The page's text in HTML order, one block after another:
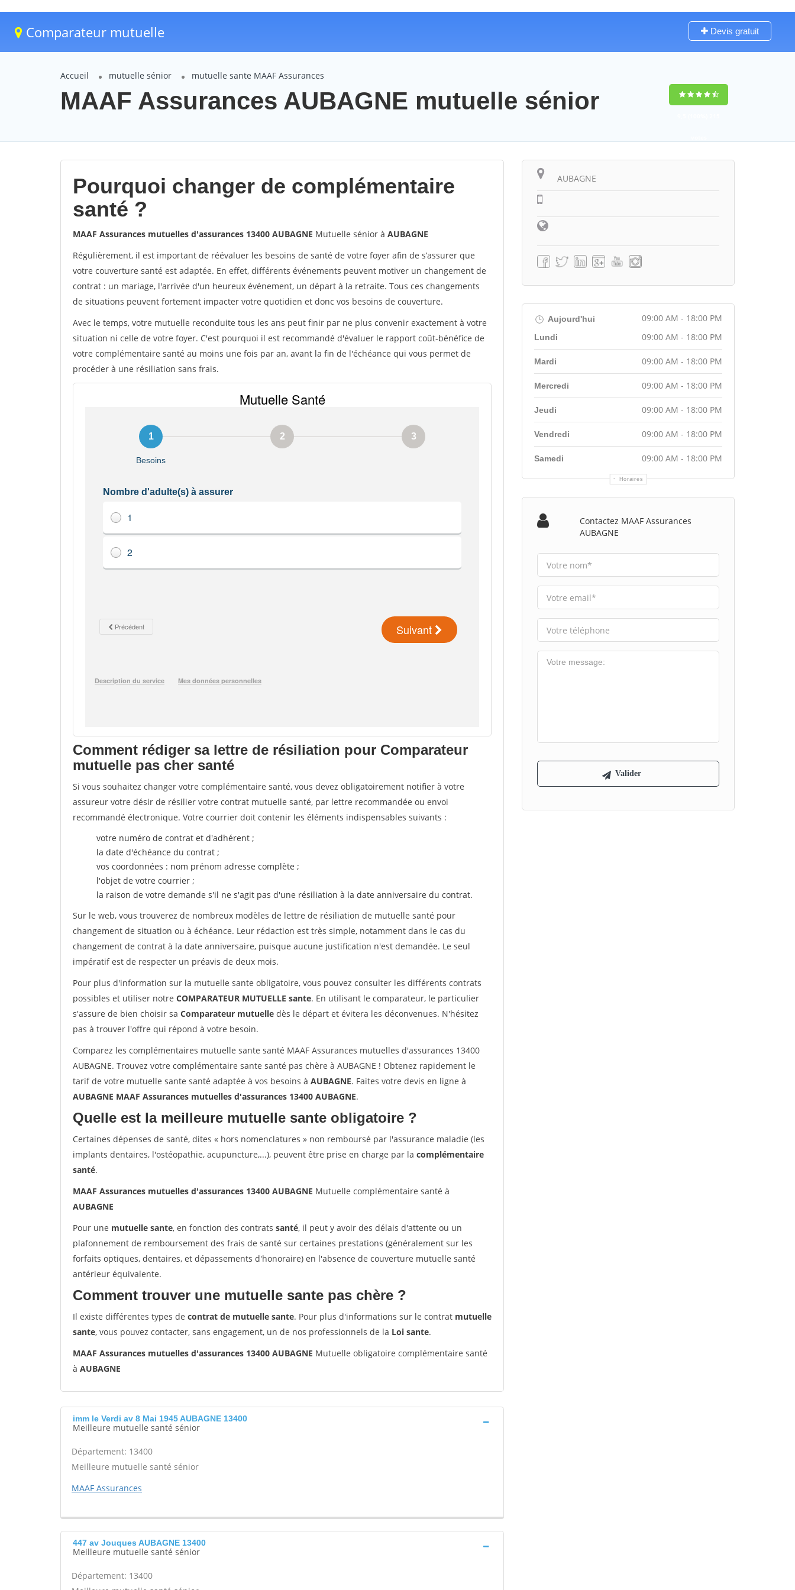
Comparateur mutuelle Devis gratuit
Accueil mutuelle sénior mutuelle sante MAAF Assurances
MAAF Assurances AUBAGNE mutuelle sénior
Pourquoi changer de complémentaire
santé ?
MAAF Assurances mutuelles d'assurances 13400 AUBAGNE Mutuelle sénior à AUBAGNE
Régulièrement, il est important de réévaluer les besoins de santé de votre foyer afin de s’assurer que
votre couverture santé est adaptée. En effet, différents événements peuvent motiver un changement de
contrat : un mariage, l'arrivée d'un heureux événement, un départ à la retraite. Tous ces changements
de situations peuvent fortement impacter votre quotidien et donc vos besoins de couverture.
Avec le temps, votre mutuelle reconduite tous les ans peut finir par ne plus convenir exactement à votre
situation ni celle de votre foyer. C'est pourquoi il est recommandé d'évaluer le rapport coût-bénéfice de
votre complémentaire santé au moins une fois par an, avant la fin de l'échéance qui vous permet de
procéder à une résiliation sans frais.
Comment rédiger sa lettre de résiliation pour Comparateur
mutuelle pas cher santé
Si vous souhaitez changer votre complémentaire santé, vous devez obligatoirement notifier à votre
assureur votre désir de résilier votre contrat mutuelle santé, par lettre recommandée ou envoi
recommandé électronique. Votre courrier doit contenir les éléments indispensables suivants :
votre numéro de contrat et d'adhérent ;
la date d'échéance du contrat ;
vos coordonnées : nom prénom adresse complète ;
l'objet de votre courrier ;
la raison de votre demande s'il ne s'agit pas d'une résiliation à la date anniversaire du contrat.
Sur le web, vous trouverez de nombreux modèles de lettre de résiliation de mutuelle santé pour
changement de situation ou à échéance. Leur rédaction est très simple, notamment dans le cas du
changement de contrat à la date anniversaire, puisque aucune justification n'est demandée. Le seul
impératif est de respecter un préavis de deux mois.
Pour plus d'information sur la mutuelle sante obligatoire, vous pouvez consulter les différents contrats
possibles et utiliser notre COMPARATEUR MUTUELLE sante. En utilisant le comparateur, le particulier
s'assure de bien choisir sa Comparateur mutuelle dès le départ et évitera les déconvenues. N'hésitez
pas à trouver l'offre qui répond à votre besoin.
Comparez les complémentaires mutuelle sante santé MAAF Assurances mutuelles d'assurances 13400
AUBAGNE. Trouvez votre complémentaire sante santé pas chère à AUBAGNE ! Obtenez rapidement le
tarif de votre mutuelle sante santé adaptée à vos besoins à AUBAGNE. Faites votre devis en ligne à
AUBAGNE MAAF Assurances mutuelles d'assurances 13400 AUBAGNE.
Quelle est la meilleure mutuelle sante obligatoire ?
Certaines dépenses de santé, dites « hors nomenclatures » non remboursé par l'assurance maladie (les
implants dentaires, l'ostéopathie, acupuncture,...), peuvent être prise en charge par la complémentaire
santé.
MAAF Assurances mutuelles d'assurances 13400 AUBAGNE Mutuelle complémentaire santé à
AUBAGNE
Pour une mutuelle sante, en fonction des contrats santé, il peut y avoir des délais d'attente ou un
plafonnement de remboursement des frais de santé sur certaines prestations (généralement sur les
forfaits optiques, dentaires, et dépassements d'honoraire) en l'absence de couverture mutuelle santé
antérieur équivalente.
Comment trouver une mutuelle sante pas chère ?
Il existe différentes types de contrat de mutuelle sante. Pour plus d'informations sur le contrat mutuelle
sante, vous pouvez contacter, sans engagement, un de nos professionnels de la Loi sante.
MAAF Assurances mutuelles d'assurances 13400 AUBAGNE Mutuelle obligatoire complémentaire santé
à AUBAGNE
imm le Verdi av 8 Mai 1945 AUBAGNE 13400
Meilleure mutuelle santé sénior
Département: 13400
Meilleure mutuelle santé sénior
MAAF Assurances
447 av Jouques AUBAGNE 13400
Meilleure mutuelle santé sénior
Département: 13400
AUBAGNE
Aujourd'hui 09:00 AM - 18:00 PM
Horaires
Lundi 09:00 AM - 18:00 PM
Mardi 09:00 AM - 18:00 PM
Mercredi 09:00 AM - 18:00 PM
Jeudi 09:00 AM - 18:00 PM
Vendredi 09:00 AM - 18:00 PM
Samedi 09:00 AM - 18:00 PM
Contactez MAAF Assurances
AUBAGNE